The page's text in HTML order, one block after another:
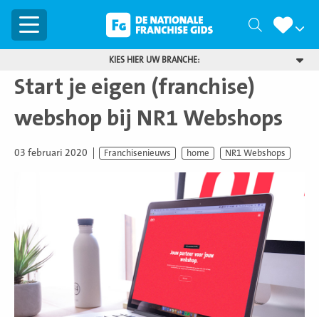
Menu Zoeken
KIES HIER UW BRANCHE:
Start je eigen (franchise)
webshop bij NR1 Webshops
03 februari 2020 Franchisenieuws home NR1 Webshops